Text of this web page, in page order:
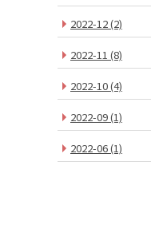
2022-12(2)
2022-11 (8)
2022-10(4)
2022-09(1)
2022-06(1)